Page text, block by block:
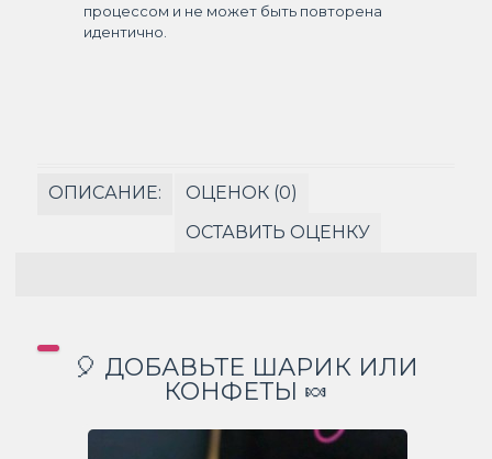
процессом и не может быть повторена
идентично.
ОПИСАНИЕ:
ОЦЕНОК (0)
ОСТАВИТЬ ОЦЕНКУ
🎈 ДОБАВЬТЕ ШАРИК ИЛИ
КОНФЕТЫ 🍬